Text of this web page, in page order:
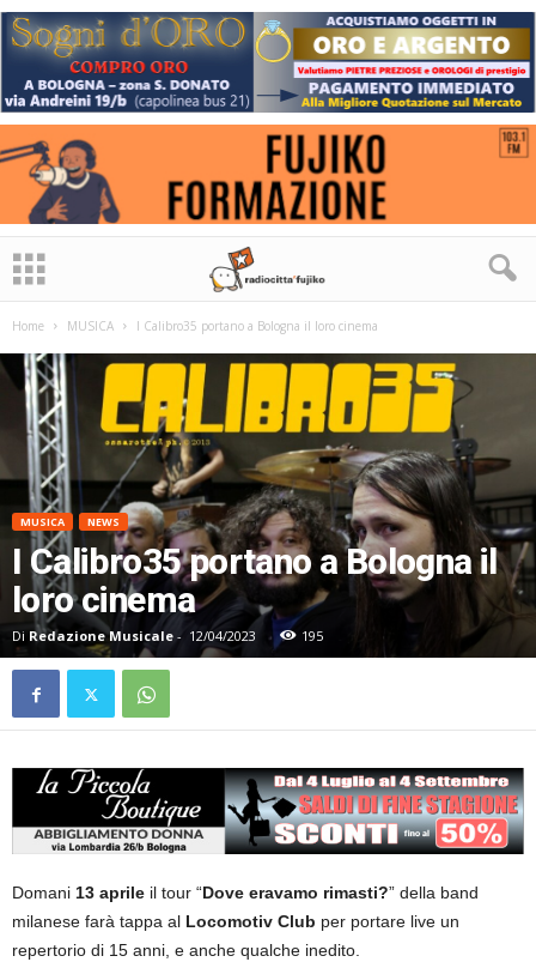
Home MUSICA I Calibro35 portano a Bologna il loro cinema
MUSICA NEWS
I Calibro35 portano a Bologna il
loro cinema
Di Redazione Musicale - 12/04/2023 195
Domani 13 aprile il tour “Dove eravamo rimasti?” della band
milanese farà tappa al Locomotiv Club per portare live un
repertorio di 15 anni, e anche qualche inedito.